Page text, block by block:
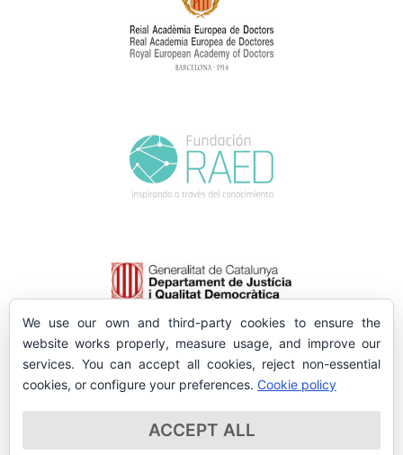
We use our own and third-party cookies to ensure the
website works properly, measure usage, and improve our
services. You can accept all cookies, reject non-essential
cookies, or configure your preferences. Cookie policy
ACCEPT ALL